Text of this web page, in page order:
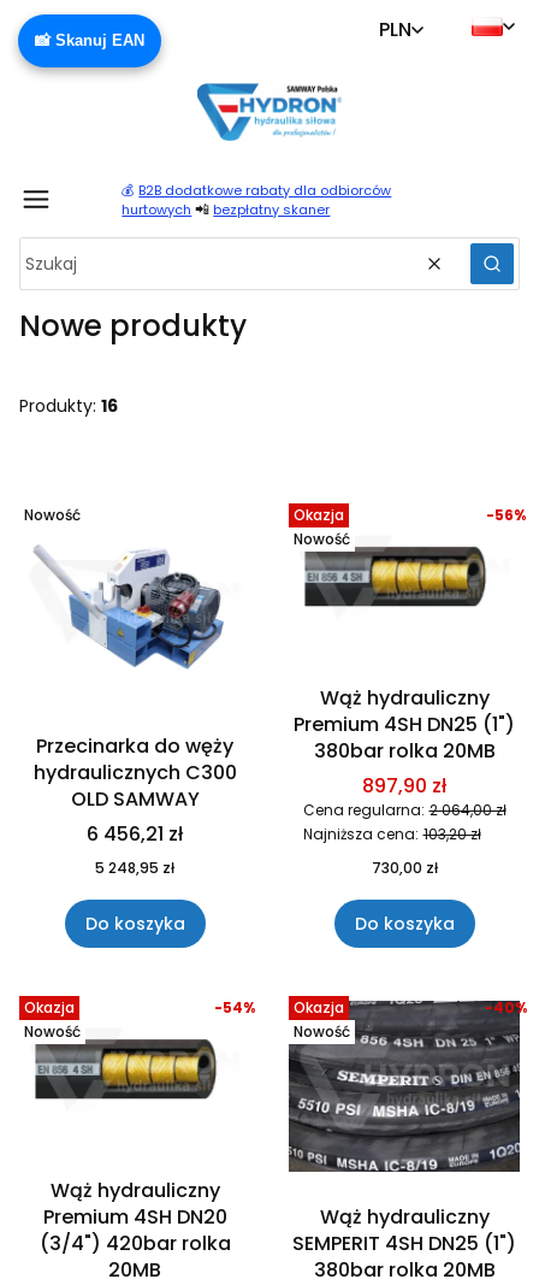
📸 Skanuj EAN PLN
💰 B2B dodatkowe rabaty dla odbiorców
hurtowych 📲 bezpłatny skaner
Wyczyść
Nowe produkty
Produkty: 16
Nowość
Przecinarka do węży
hydraulicznych C300
OLD SAMWAY
6 456,21 zł
5 248,95 zł
Do koszyka
Okazja
Nowość
Wąż hydrauliczny
Premium 4SH DN25 (1")
380bar rolka 20MB
897,90 zł
Cena regularna: 2 064,00 zł
-56%
Najniższa cena: 103,20 zł
730,00 zł
Do koszyka
Okazja
Nowość
Wąż hydrauliczny
Premium 4SH DN20
(3/4") 420bar rolka
20MB
-54%
Okazja
Nowość
Wąż hydrauliczny
SEMPERIT 4SH DN25 (1")
380bar rolka 20MB
-40%